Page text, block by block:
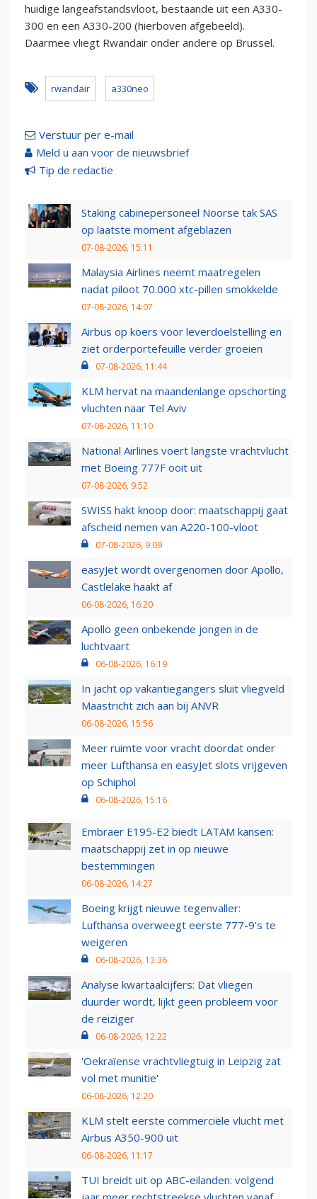
huidige langeafstandsvloot, bestaande uit een A330-
300 en een A330-200 (hierboven afgebeeld).
Daarmee vliegt Rwandair onder andere op Brussel.
rwandair a330neo
Verstuur per e-mail
Meld u aan voor de nieuwsbrief
Tip de redactie
Staking cabinepersoneel Noorse tak SAS
op laatste moment afgeblazen
07-08-2026, 15:11
Malaysia Airlines neemt maatregelen
nadat piloot 70.000 xtc-pillen smokkelde
07-08-2026, 14:07
Airbus op koers voor leverdoelstelling en
ziet orderportefeuille verder groeien
07-08-2026, 11:44
KLM hervat na maandenlange opschorting
vluchten naar Tel Aviv
07-08-2026, 11:10
National Airlines voert langste vrachtvlucht
met Boeing 777F ooit uit
07-08-2026, 9:52
SWISS hakt knoop door: maatschappij gaat
afscheid nemen van A220-100-vloot
07-08-2026, 9:09
easyJet wordt overgenomen door Apollo,
Castlelake haakt af
06-08-2026, 16:20
Apollo geen onbekende jongen in de
luchtvaart
06-08-2026, 16:19
In jacht op vakantiegangers sluit vliegveld
Maastricht zich aan bij ANVR
06-08-2026, 15:56
Meer ruimte voor vracht doordat onder
meer Lufthansa en easyJet slots vrijgeven
op Schiphol
06-08-2026, 15:16
Embraer E195-E2 biedt LATAM kansen:
maatschappij zet in op nieuwe
bestemmingen
06-08-2026, 14:27
Boeing krijgt nieuwe tegenvaller:
Lufthansa overweegt eerste 777-9’s te
weigeren
06-08-2026, 13:36
Analyse kwartaalcijfers: Dat vliegen
duurder wordt, lijkt geen probleem voor
de reiziger
06-08-2026, 12:22
'Oekraïense vrachtvliegtuig in Leipzig zat
vol met munitie'
06-08-2026, 12:20
KLM stelt eerste commerciële vlucht met
Airbus A350-900 uit
06-08-2026, 11:17
TUI breidt uit op ABC-eilanden: volgend